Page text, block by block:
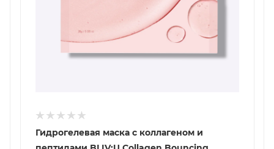
Гидрогелевая маска с коллагеном и